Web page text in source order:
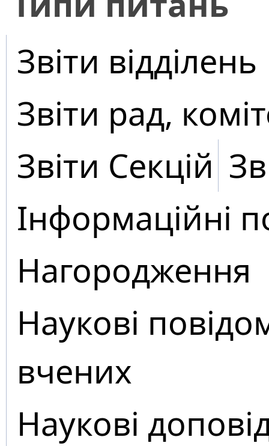
Звіти відділень
Звіти рад,
Звіти Секцій
Інформаційні
Нагородження
Наукові
вчених
Наукові